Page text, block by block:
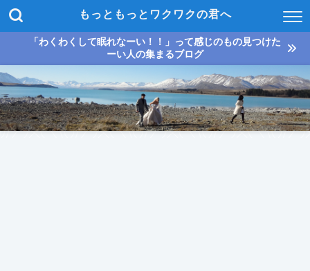
もっともっとワクワクの君へ
「わくわくして眠れなーい！！」って感じのもの見つけた
ーい人の集まるブログ